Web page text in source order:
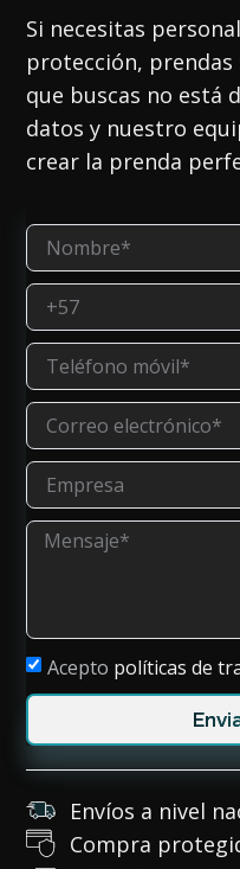
Si necesitas
protección,
que buscas no está
datos y nuestro
crear la prenda
Acepto políticas de
Envíos a nivel
Compra